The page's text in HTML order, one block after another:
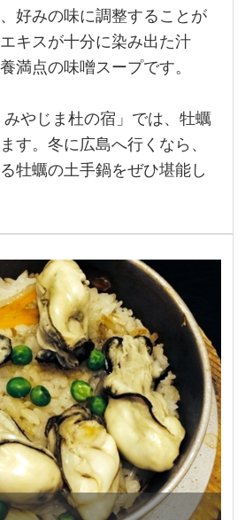
好みの味に調整することが
キスが十分に染み出た汁
満点の味噌スープです。
やじま杜の宿」では、牡蠣
す。冬に広島へ行くなら、
牡蠣の土手鍋をぜひ堪能し